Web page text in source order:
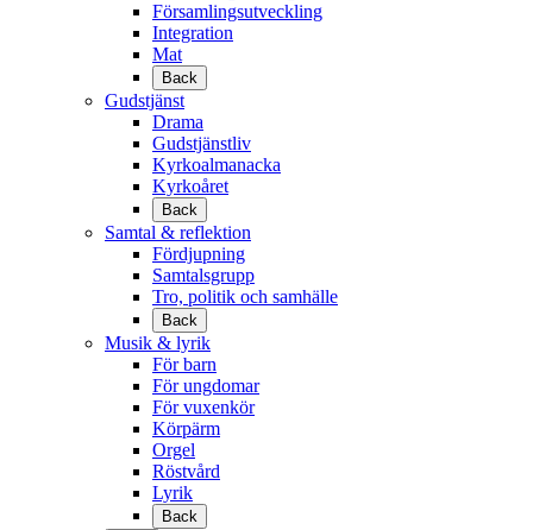
Församlingsutveckling
Integration
Mat
Back
Gudstjänst
Drama
Gudstjänstliv
Kyrkoalmanacka
Kyrkoåret
Back
Samtal & reflektion
Fördjupning
Samtalsgrupp
Tro, politik och samhälle
Back
Musik & lyrik
För barn
För ungdomar
För vuxenkör
Körpärm
Orgel
Röstvård
Lyrik
Back